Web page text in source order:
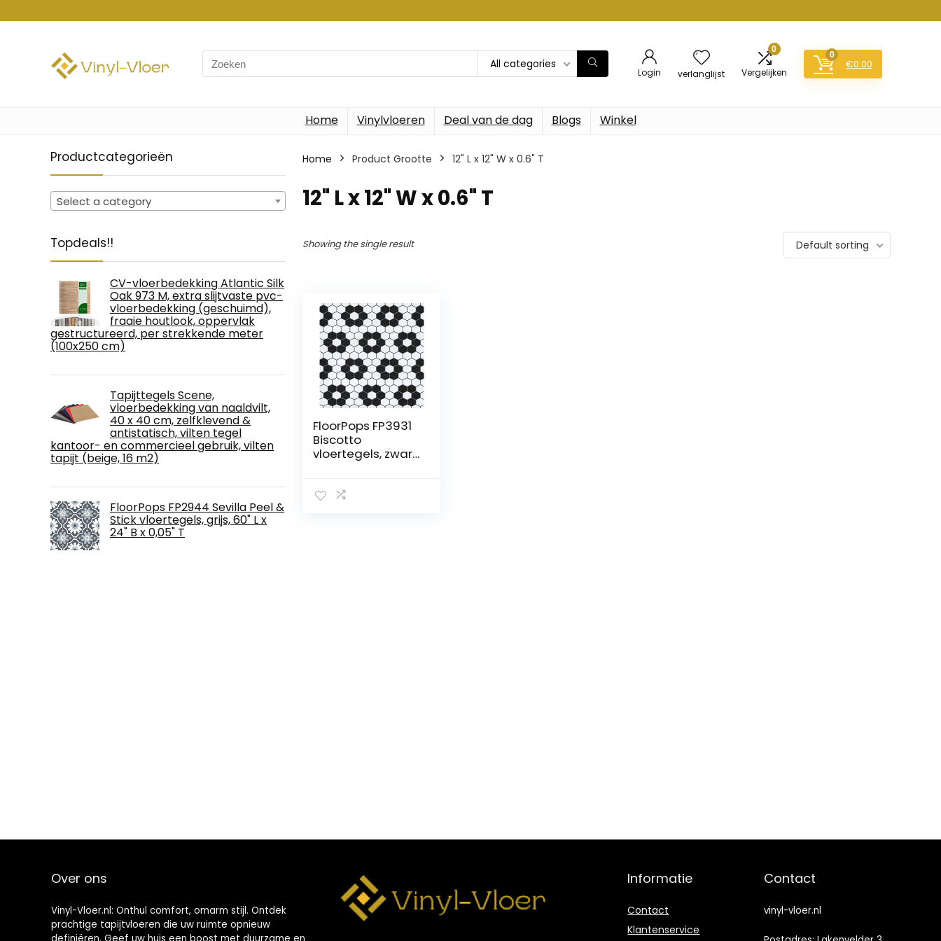
Search
for:
All categories
Login verlanglijst
0
Vergelijken
0
€0.00
Home Vinylvloeren Deal van de dag Blogs Winkel
Productcategorieën
Select a category
Topdeals!!
CV-vloerbedekking Atlantic Silk
Oak 973 M, extra slijtvaste pvc-
vloerbedekking (geschuimd),
fraaie houtlook, oppervlak
gestructureerd, per strekkende meter
(100x250 cm)
Tapijttegels Scene,
vloerbedekking van naaldvilt,
40 x 40 cm, zelfklevend &
antistatisch, vilten tegel
kantoor- en commercieel gebruik, vilten
tapijt (beige, 16 m2)
FloorPops FP2944 Sevilla Peel &
Stick vloertegels, grijs, 60" L x
24" B x 0,05" T
Home Product Grootte ‎12" L x 12" W x 0.6" T
‎12" L x 12" W x 0.6" T
Showing the single result Default sorting
FloorPops FP3931
Biscotto
vloertegels, zwart,
Over ons
Vinyl-Vloer.nl: Onthul comfort, omarm stijl. Ontdek
prachtige tapijtvloeren die uw ruimte opnieuw
Informatie
Contact
Klantenservice
Contact
vinyl-vloer.nl